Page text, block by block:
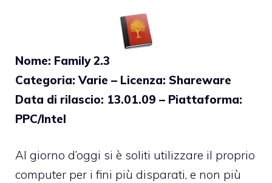
Nome: Family 2.3
Categoria: Varie – Licenza: Shareware
Data di rilascio: 13.01.09 – Piattaforma:
PPC/Intel
Al giorno d’oggi si è soliti utilizzare il proprio
computer per i fini più disparati, e non più